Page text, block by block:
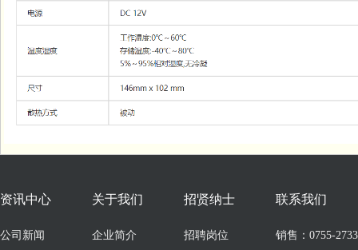
资讯中心
公司新闻
关于我们
企业简介
招贤纳士
招聘岗位
联系我们
销售：0755-